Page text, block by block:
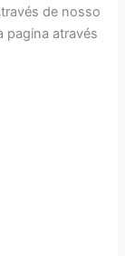
de nosso
pagina através